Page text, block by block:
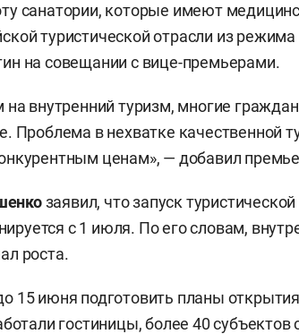
санатории, которые имеют
туристической отрасли из
на совещании с вице-премьерами.
внутренний туризм, многие
Проблема в нехватке качественной
ценам», — добавил
заявил, что запуск
с 1 июля. По его словам,
роста.
15 июня подготовить планы
гостиницы, более 40 субъектов